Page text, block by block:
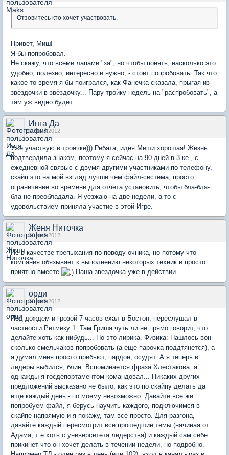
Отзовитесь кто хочет участвовать.
Привет, Миш!
Я бы попробовал.
Не скажу, что всеми лапами "за", но чтобы понять, насколько это
удобно, полезно, интересно и нужно, - стоит попробовать. Так что
какое-то время я бы поигрался, как Фанечка сказала, прыгая из
звёздочки в звёздочку... Пару-тройку недель на "распробовать", а
там уж видно будет...
Инга Да
30 май 2012
Уже участвую в троечке))) Ребята, идея Миши хорошая! Жизнь
подтвердила знаком, поэтому я сейчас на 90 дней в 3-ке., с
ежедневной связью с двумя другими участниками по телефону,
скайп это на мой взгляд лучше чем файл-система, просто
ограничение во времени для отчета установить, чтобы бла-бла-
бла не преобладала. Я уезжаю на две недели, а то с
удовольствием приняла участие в этой Игре.
Женя Ниточка
30 май 2012
Не в качестве трепыхания по поводу очника, но потому что
компания обязывает к выполнению некоторых техник и просто
приятно вместе
Наша звездочка уже в действии.
орди
30 май 2012
Под дождем и грозой 7 часов ехал в Бостон, переслушал в
частности Ритмику 1. Там Гриша чуть ли не прямо говорит, что
делайте хоть как нибудь... Но это лирика. Физика: Нашлось вон
сколько смельчаков попробовать (а еще парочка поддтянется), а
я думал меня просто прибьют, пардон, осудят. А я теперь в
лидеры выбился, блин. Вспоминается фраза Хлестакова: а
однажды я госдепортаментом командовал... Никаких других
предложений высказано не было, как это по скайпу делать да
еще каждый день - по моему невозможно. Давайте все же
попробуем файл, я берусь научить каждого, подключимся в
скайпе напрямую и я покажу, там все просто. Для разгона,
давайте каждый пересмотрит все прошедшие темы (начиная от
Адама, т е хоть с университета лидерства) и каждый сам себе
прикинет что он хочет делать в течении недели, но подробно.